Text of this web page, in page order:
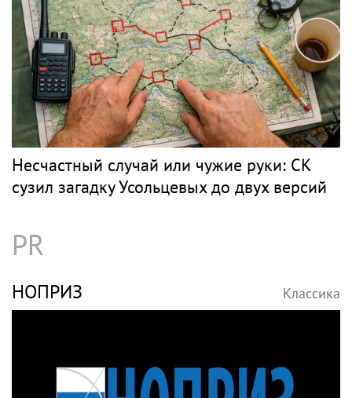
Несчастный случай или чужие руки: СК
сузил загадку Усольцевых до двух версий
PR
НОПРИЗ Классика